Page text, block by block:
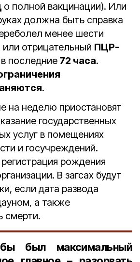
о полной вакцинации). Или
должна быть справка
менее шести
отрицательный ПЦР-
последние 72 часа.
.
на неделю приостановят
государственных
услуг в помещениях
и госучреждений.
регистрация рождения
В загсах будут
если дата развода
а также
смерти.
был максимальный